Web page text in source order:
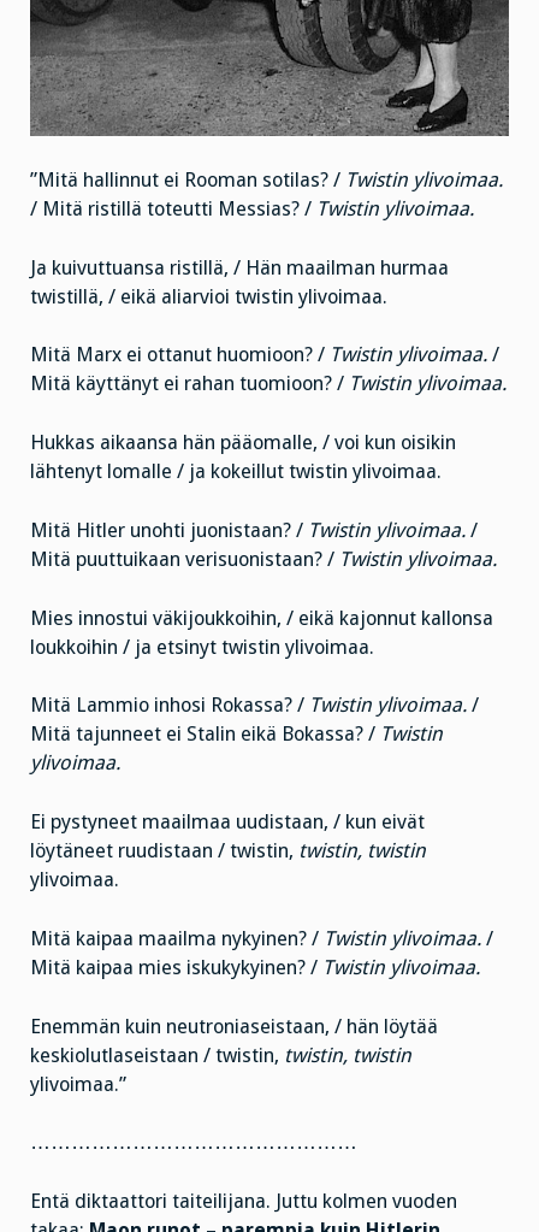
”Mitä hallinnut ei Rooman sotilas? / Twistin ylivoimaa.
/ Mitä ristillä toteutti Messias? / Twistin ylivoimaa.
Ja kuivuttuansa ristillä, / Hän maailman hurmaa
twistillä, / eikä aliarvioi twistin ylivoimaa.
Mitä Marx ei ottanut huomioon? / Twistin ylivoimaa. /
Mitä käyttänyt ei rahan tuomioon? / Twistin ylivoimaa.
Hukkas aikaansa hän pääomalle, / voi kun oisikin
lähtenyt lomalle / ja kokeillut twistin ylivoimaa.
Mitä Hitler unohti juonistaan? / Twistin ylivoimaa. /
Mitä puuttuikaan verisuonistaan? / Twistin ylivoimaa.
Mies innostui väkijoukkoihin, / eikä kajonnut kallonsa
loukkoihin / ja etsinyt twistin ylivoimaa.
Mitä Lammio inhosi Rokassa? / Twistin ylivoimaa. /
Mitä tajunneet ei Stalin eikä Bokassa? / Twistin
ylivoimaa.
Ei pystyneet maailmaa uudistaan, / kun eivät
löytäneet ruudistaan / twistin, twistin, twistin
ylivoimaa.
Mitä kaipaa maailma nykyinen? / Twistin ylivoimaa. /
Mitä kaipaa mies iskukykyinen? / Twistin ylivoimaa.
Enemmän kuin neutroniaseistaan, / hän löytää
keskiolutlaseistaan / twistin, twistin, twistin
ylivoimaa.”
…………………………………………
Entä diktaattori taiteilijana. Juttu kolmen vuoden